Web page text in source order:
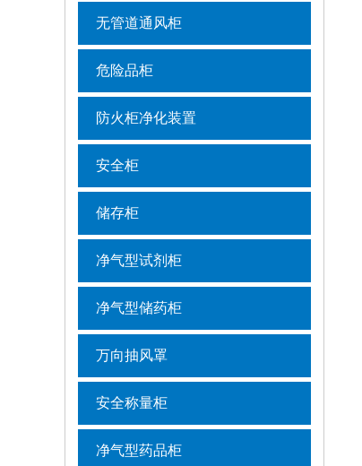
无管道通风柜
危险品柜
防火柜净化装置
安全柜
储存柜
净气型试剂柜
净气型储药柜
万向抽风罩
安全称量柜
净气型药品柜